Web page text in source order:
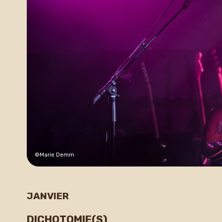
©Marie Demm
JANVIER
DICHOTOMIE(S)